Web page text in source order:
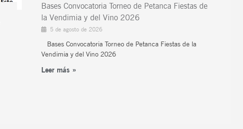
Bases Convocatoria Torneo de Petanca Fiestas de
la Vendimia y del Vino 2026
5 de agosto de 2026
Bases Convocatoria Torneo de Petanca Fiestas de la
Vendimia y del Vino 2026
Leer más »